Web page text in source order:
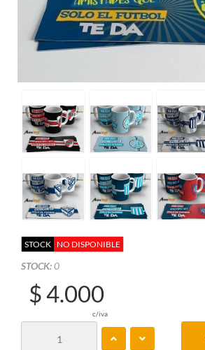
STOCK NO DISPONIBLE
STOCK:0
$ 4.000
c/iva